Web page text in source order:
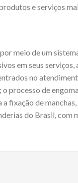
e serviços
meio de um
em seus serviços,
no
processo de
fixação de
do Brasil, com